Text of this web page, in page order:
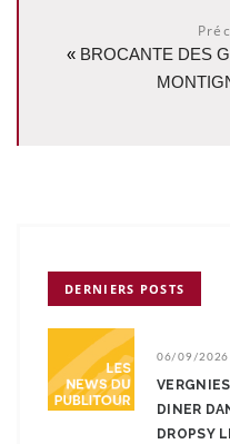
« BROCANTE DES
DERNIERS POSTS
06/09/
DINER
DROPSY